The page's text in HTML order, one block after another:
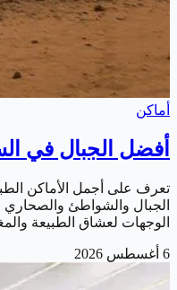
أماكن
أفضل الجبال في
تعرف على أجمل الأماكن
الجبال والشواطئ والصحاري
الوجهات لعشاق الطبيعة
6 أغسطس 2026